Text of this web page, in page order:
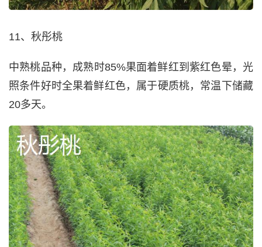
11、秋彤桃
中熟桃品种，成熟时85%果面着鲜红到紫红色晕，光
照条件好时全果着鲜红色，属于硬质桃，常温下储藏
20多天。